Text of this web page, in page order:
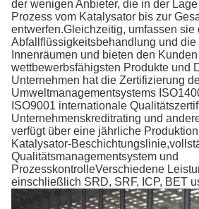
der wenigen Anbieter, die in der
Prozess vom Katalysator bis zur
entwerfen.Gleichzeitig, umfassen sie
Abfallflüssigkeitsbehandlung und die
Innenräumen und bieten den
wettbewerbsfähigsten Produkte und
Unternehmen hat die Zertifizierung
Umweltmanagementsystems
ISO9001 internationale
Unternehmenskreditrating und
verfügt über eine jährliche
Katalysator-
Qualitätsmanagementsystem und
ProzesskontrolleVerschiedene
einschließlich SRD, SRF, ICP, BET